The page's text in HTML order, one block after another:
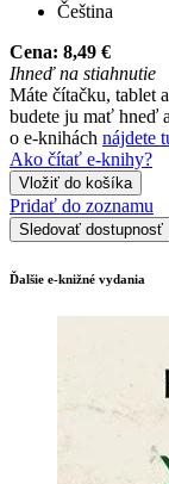
Čeština
Cena: 8,49 €
Ihneď na stiahnutie
Máte čítačku, tablet
budete ju mať hneď
o e-knihách nájdete
Ako čítať e-knihy?
Vložiť do košíka
Pridať do zoznamu
Sledovať dostupnosť
Ďalšie e-knižné vydania